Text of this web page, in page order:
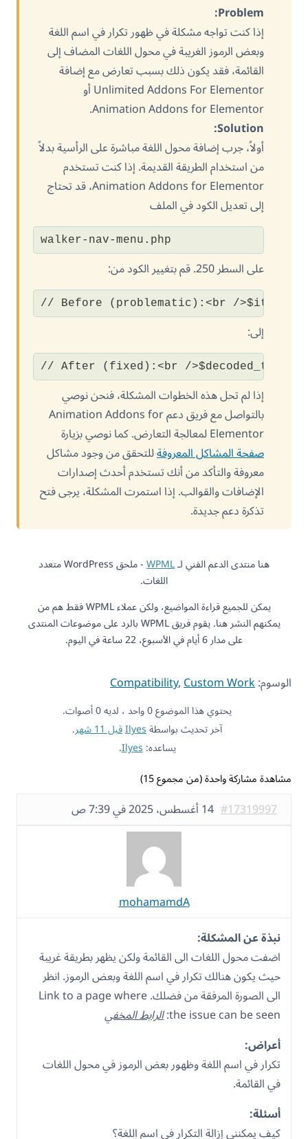
Problem:
إذا كنت تواجه مشكلة في ظهور تكرار في اسم اللغة
وبعض الرموز الغريبة في محول اللغات المضاف إلى
القائمة، فقد يكون ذلك بسبب تعارض مع إضافة
Unlimited Addons For Elementor أو
Animation Addons for Elementor.
Solution:
أولاً، جرب إضافة محول اللغة مباشرة على الرأسية بدلاً
من استخدام الطريقة القديمة. إذا كنت تستخدم
Animation Addons for Elementor، قد تحتاج
إلى تعديل الكود في الملف
walker-nav-menu.php
على السطر 250. قم بتغيير الكود من:
// Before (problematic):<br /
إلى:
// After (fixed):<br />$decoded_title =
إذا لم تحل هذه الخطوات المشكلة، فنحن نوصي
بالتواصل مع فريق دعم Animation Addons for
Elementor لمعالجة التعارض. كما نوصي بزيارة
صفحة المشاكل المعروفةللتحقق من وجود مشاكل
معروفة والتأكد من أنك تستخدم أحدث إصدارات
الإضافات والقوالب. إذا استمرت المشكلة، يرجى فتح
تذكرة دعم جديدة.
هنا منتدى الدعم الفني لـWPML
- ملحق WordPress متعدد
اللغات.
يمكن للجميع قراءة المواضيع، ولكن عملاء WPML فقط هم من
يمكنهم النشر هنا. يقوم فريق WPML بالرد على موضوعات المنتدى
على مدار 6 أيام في الأسبوع، 22 ساعة في اليوم.
الوسوم: Compatibility,Custom Work
يحتوي هذا الموضوع 0 واحد ، لديه 0 أصوات.
آخر تحديث بواسطةIlyesقبل 11 شهر
.
يساعده:Ilyes
.
مشاهدة مشاركة واحدة (من مجموع 15)
14 أغسطس، 2025 في 7:39 ص #17319997
mohamamdA
نبذة عن المشكلة:
اضفت محول اللغات الى القائمة ولكن يظهر بطريقة غريبة
حيث يكون هنالك تكرار في اسم اللغة وبعض الرموز. انظر
الى الصورة المرفقة من فضلك. Link to a page where
the issue can be seen: الرابط المخفي
أعراض:
تكرار في اسم اللغة وظهور بعض الرموز في محول اللغات
في القائمة.
أسئلة:
كيف يمكنني إزالة التكرار في اسم اللغة؟